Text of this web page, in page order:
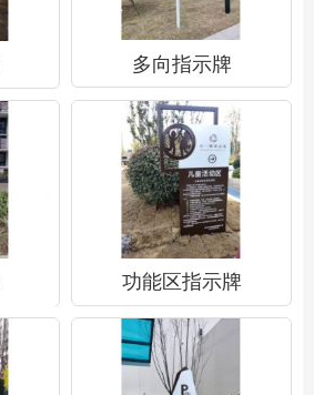
多向指示牌
功能区指示牌